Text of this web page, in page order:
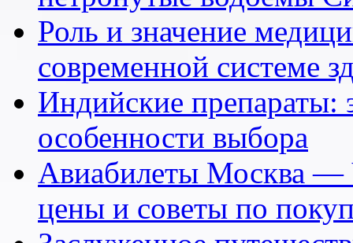
Роль и значение
современной системе
Индийские препараты:
особенности выбора
Авиабилеты Москва —
цены и советы по